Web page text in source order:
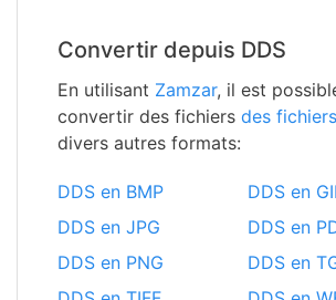
Convertir depuis DDS
En utilisant Zamzar, il est
convertir des fichiers des
divers autres formats:
DDS en BMP
DDS en
DDS en JPG
DDS en
DDS en PNG
DDS en